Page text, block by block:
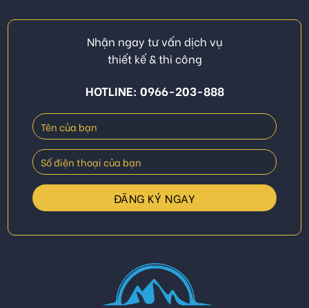
Nhận ngay tư vấn dịch vụ
thiết kế & thi công
HOTLINE: 0966-203-888